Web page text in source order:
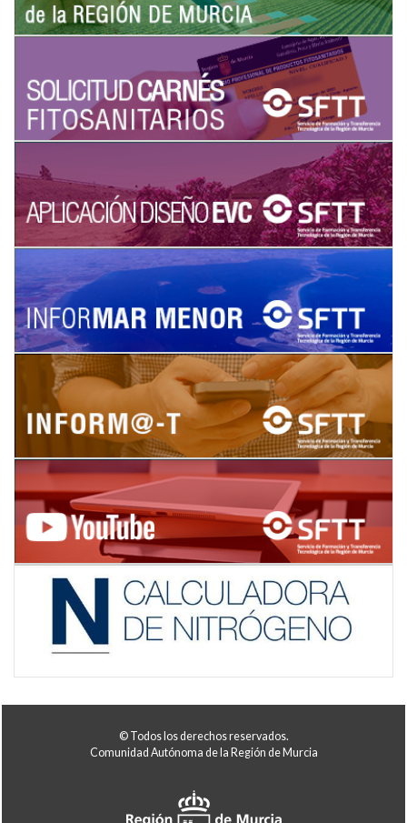
© Todos los derechos reservados.
Comunidad Autónoma de la Región de Murcia